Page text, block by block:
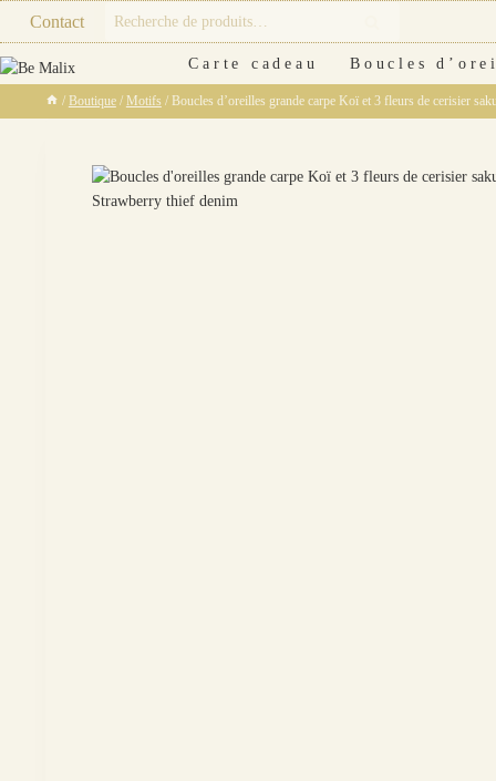
content
Contact
Recherche
Carte cadeau Boucles
/ Boutique / Motifs / Boucles d’oreilles grande carpe Koï et 3 fleurs de cerisier